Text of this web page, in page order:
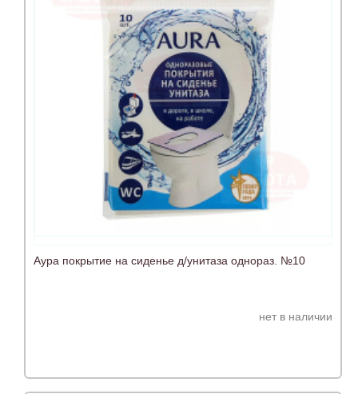
Аура покрытие на сиденье д/унитаза однораз. №10
нет в наличии